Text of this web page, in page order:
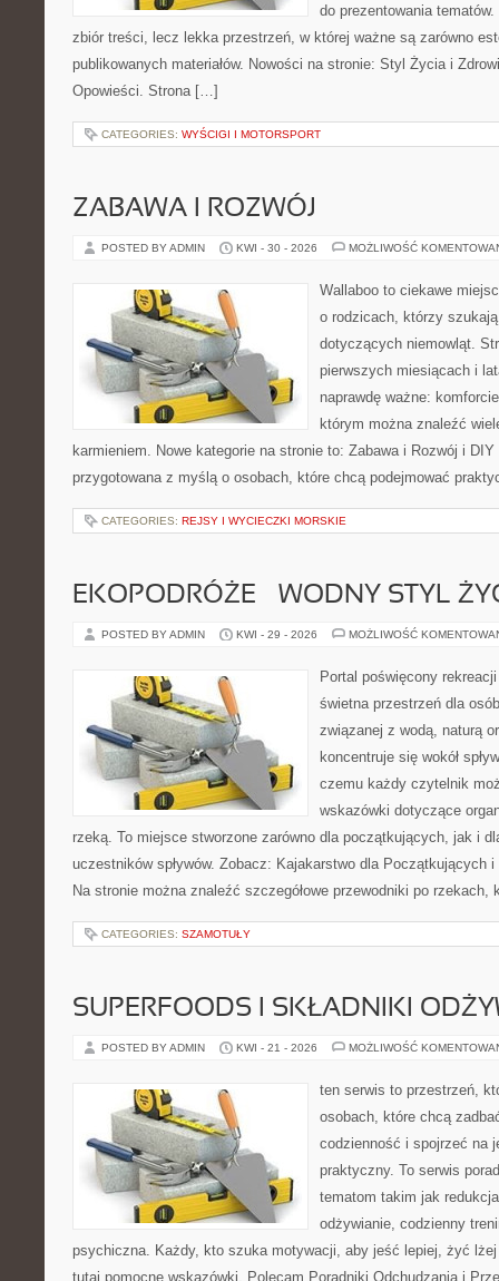
do prezentowania
zbiór treści, lecz lekka przestrzeń, w której ważne są zarówno
publikowanych materiałów. Nowości na stronie: Styl Życia i
Opowieści. Strona […]
CATEGORIES: WYŚCIGI I MOTORSPORT
ZABAWA I ROZWÓJ
POSTED BY ADMIN KWI - 30 - 2026 MOŻLIWOŚĆ
Wallaboo to ciekawe
o rodzicach, którzy
dotyczących niemowląt.
pierwszych miesiącach i
naprawdę ważne:
którym można znaleźć
karmieniem. Nowe kategorie na stronie to: Zabawa i Rozwój i
przygotowana z myślą o osobach, które chcą podejmować
CATEGORIES: REJSY I WYCIECZKI MORSKIE
EKOPODRÓŻE – WODNY STYL
POSTED BY ADMIN KWI - 29 - 2026 MOŻLIWOŚĆ
Portal poświęcony
świetna przestrzeń dla
związanej z wodą, naturą
koncentruje się wokół
czemu każdy czytelnik
wskazówki dotyczące
rzeką. To miejsce stworzone zarówno dla początkujących, jak i
uczestników spływów. Zobacz: Kajakarstwo dla Początkujących
Na stronie można znaleźć szczegółowe przewodniki po
CATEGORIES: SZAMOTUŁY
SUPERFOODS I SKŁADNIKI
POSTED BY ADMIN KWI - 21 - 2026 MOŻLIWOŚĆ
ten serwis to przestrzeń,
osobach, które chcą
codzienność i spojrzeć na
praktyczny. To serwis
tematom takim jak
odżywianie, codzienny
psychiczna. Każdy, kto szuka motywacji, aby jeść lepiej, żyć
tutaj pomocne wskazówki. Polecam Poradniki Odchudzania i